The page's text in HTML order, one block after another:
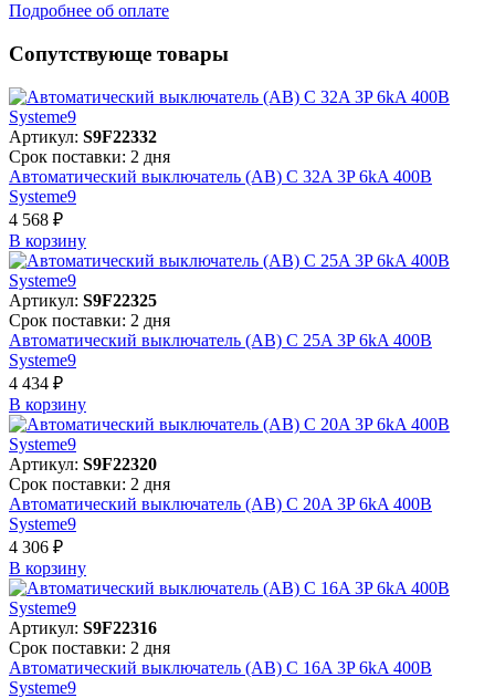
Подробнее об оплате
Сопутствующе товары
Артикул: S9F22332
Срок поставки: 2 дня
Автоматический выключатель (АВ) C 32A 3P 6kA 400В
Systeme9
4 568 ₽
В корзинy
Артикул: S9F22325
Срок поставки: 2 дня
Автоматический выключатель (АВ) C 25A 3P 6kA 400В
Systeme9
4 434 ₽
В корзинy
Артикул: S9F22320
Срок поставки: 2 дня
Автоматический выключатель (АВ) C 20A 3P 6kA 400В
Systeme9
4 306 ₽
В корзинy
Артикул: S9F22316
Срок поставки: 2 дня
Автоматический выключатель (АВ) C 16A 3P 6kA 400В
Systeme9